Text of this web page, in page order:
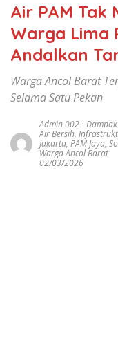
Air PAM Tak
Warga Lima
Andalkan
Warga Ancol Barat
Selama Satu Pekan
Admin 002-
Air Bersih,
Jakarta, PAM Jaya,
Warga Ancol Barat
02/03/2026